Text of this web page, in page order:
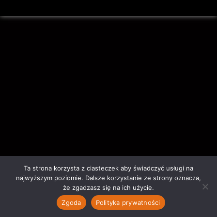
Ta strona korzysta z ciasteczek aby świadczyć usługi na
najwyższym poziomie. Dalsze korzystanie ze strony oznacza,
że zgadzasz się na ich użycie.
Zgoda
Polityka prywatności